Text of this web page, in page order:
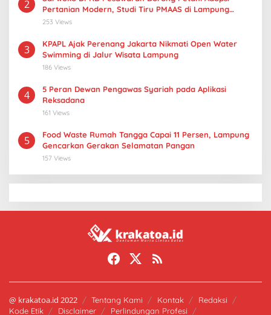
2
Pertanian Modern, Studi Tiru PMAAS di Lampung
Tengah
253 Views
3
KPAPL Ajak Perenang Jakarta Nikmati Open Water
Swimming di Jalur Wisata Lampung
186 Views
4
5 Peran Dewan Pengawas Syariah pada Aplikasi
Reksadana
161 Views
5
Food Waste Rumah Tangga Capai 11 Persen, Lampung
Gencarkan Gerakan Selamatan Pangan
157 Views
@ krakatoa.id 2022 Tentang Kami Kontak
Redaksi
Kode Etik
Disclaimer Perlindungan Profesi